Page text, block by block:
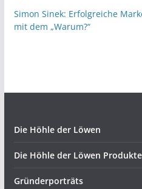
Simon Sinek: Erfolgreiche
mit dem „Warum?“
Die Höhle der Löwen
Die Höhle der Löwen Produkte
Gründerporträts